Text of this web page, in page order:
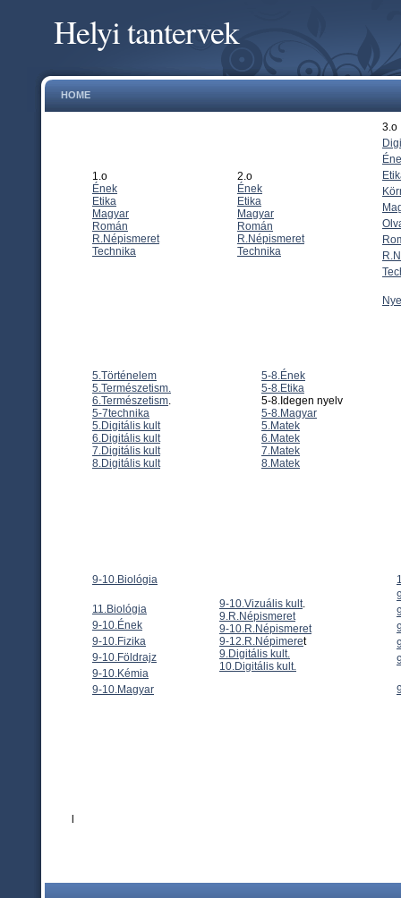
Helyi tantervek
HOME
1.o
Ének
Etika
Magyar
Román
R.Népismeret
Technika
2.o
Ének
Etika
Magyar
Román
R.Népismeret
Technika
3.o
5.Történelem
5.Természetism.
6.Természetism.
5-7technika
5.Digitális kult
6.Digitális kult
7.Digitális kult
8.Digitális kult
5-8.Ének
5-8.Etika
5-8.Idegen nyelv
5-8.Magyar
5.Matek
6.Matek
7.Matek
8.Matek
9-10.Biológia
11.Biológia
9-10.Ének
9-10.Fizika
9-10.Földrajz
9-10.Kémia
9-10.Magyar
9-10.Vizuális kult.
9.R.Népismeret
9-10.R.Népismeret
9-12.R.Népimeret
9.Digitális kult.
10.Digitális kult.